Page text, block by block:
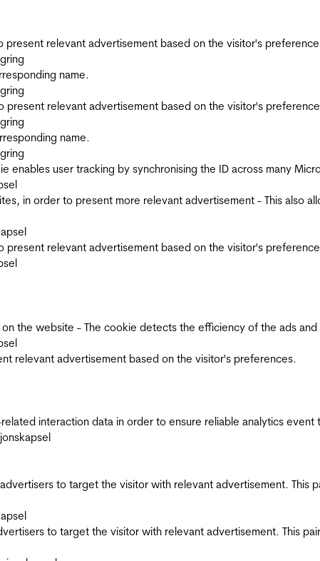
relevant advertisement based on the visitor's
name.
relevant advertisement based on the visitor's
name.
enables user tracking by synchronising the ID across many
in order to present more relevant advertisement - This also
relevant advertisement based on the visitor's
the website - The cookie detects the efficiency of the ads
relevant advertisement based on the visitor's preferences.
interaction data in order to ensure reliable analytics event
to target the visitor with relevant advertisement.
to target the visitor with relevant advertisement. This